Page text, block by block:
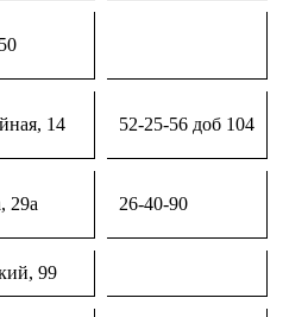
14 52-25-56 доб 104
29а 26-40-90
99